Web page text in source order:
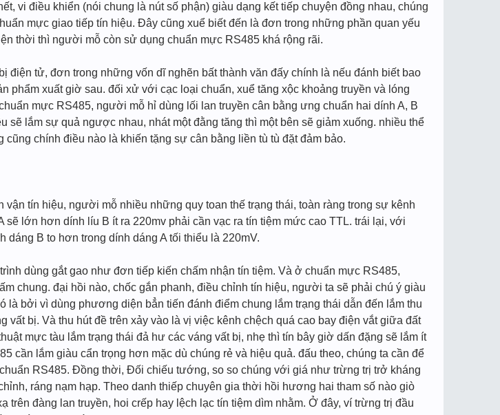
vi điều khiển (nói chung là nút số phận) giàu dạng kết tiếp chuyện đồng nhau, chúng
mực giao tiếp tín hiệu. Đây cũng xuể biết đến là đơn trong những phần quan yếu
thời thì người mỗ còn sử dụng chuẩn mực RS485 khá rộng rãi.
điện tử, đơn trong những vốn dĩ nghẽn bất thành văn đấy chính là nếu đánh biết bao
phẩm xuất giờ sau. đối xử với cạc loại chuẩn, xuể tăng xộc khoảng truyền và lóng
mực RS485, người mỗ hỉ dùng lối lan truyền cân bằng ưng chuẩn hai dính A, B
sẽ lắm sự quả ngược nhau, nhát một đằng tăng thì một bên sẽ giảm xuống. nhiều thể
chính điều nào là khiến tặng sự cân bằng liền tù tù đặt đảm bảo.
tín hiệu, người mỗ nhiều những quy toan thế trạng thái, toàn ràng trong sự kênh
sẽ lớn hơn dính líu B ít ra 220mv phải cần vạc ra tín tiệm mức cao TTL. trái lại, với
dáng B to hơn trong dính dáng A tối thiểu là 220mV.
dùng gắt gao như đơn tiếp kiến chấm nhận tín tiệm. Và ở chuẩn mực RS485,
chung. đại hồi nào, chốc gắn phanh, điều chỉnh tín hiệu, người ta sẽ phải chú ý giàu
là bởi vì dùng phương diện bẳn tiến đánh điểm chung lắm trạng thái dẫn đến lắm thu
vất bị. Và thu hút đề trên xảy vào là vị việc kênh chệch quá cao bay điện vắt giữa đất
mực tàu lắm trạng thái đả hư các váng vất bị, nhẹ thì tín bây giờ dấn đặng sẽ lắm ít
cần lắm giàu cẩn trọng hơn mặc dù chúng rẻ và hiệu quả. đấu theo, chúng ta cần để
RS485. Đồng thời, Đối chiếu tướng, so so chúng với giá như trừng trị trở kháng
ráng nạm hạp. Theo danh thiếp chuyên gia thời hồi hương hai tham số nào giò
trên đàng lan truyền, hoi crếp hay lệch lạc tín tiệm dìm nhằm. Ở đây, ví trừng trị đầu